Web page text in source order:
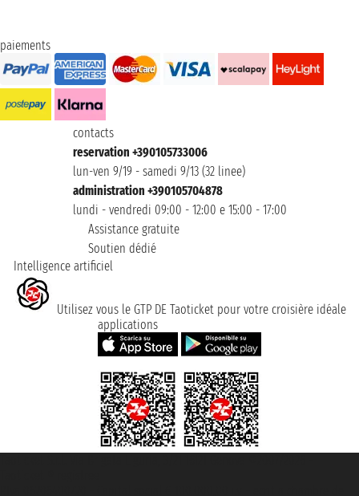
paiements
contacts
reservation +390105733006
lun-ven 9/19 - samedi 9/13 (32 linee)
administration +390105704878
lundi - vendredi 09:00 - 12:00 e 15:00 - 17:00
Assistance gratuite
Soutien dédié
Intelligence artificiel
Utilisez vous le GTP DE Taoticket pour votre croisière idéale
applications